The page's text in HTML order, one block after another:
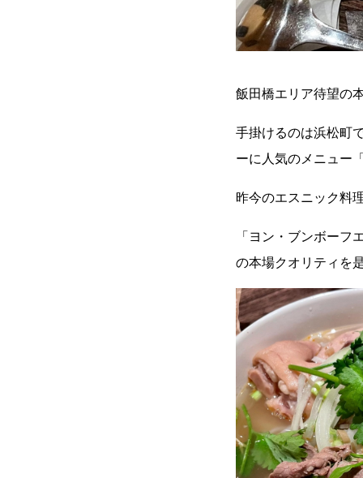
飯田橋エリア待望の
手掛けるのは浜松町
ーに人気のメニュー
昨今のエスニック料
「ヨン・ブンボー
の本場クオリティを